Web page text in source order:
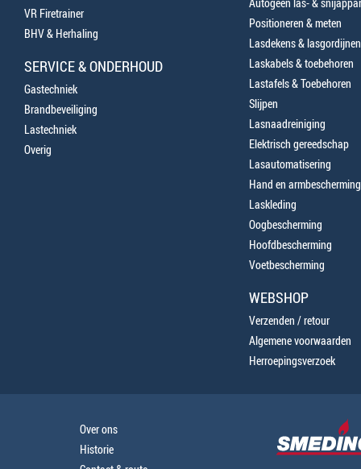
VR Firetrainer
BHV & Herhaling
SERVICE & ONDERHOUD
Gastechniek
Brandbeveiliging
Lastechniek
Overig
Positioneren & meten
Lasdekens & lasgordijnen
Laskabels & toebehoren
Lastafels & Toebehoren
Slijpen
Lasnaadreiniging
Elektrisch gereedschap
Lasautomatisering
Hand en armbescherming
Laskleding
Oogbescherming
Hoofdbescherming
Voetbescherming
WEBSHOP
Verzenden / retour
Algemene voorwaarden
Herroepingsverzoek
Over ons
Historie